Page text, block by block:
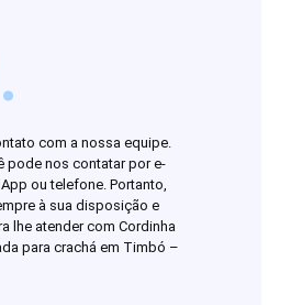
com a nossa equipe.
pode nos contatar por e-
ou telefone. Portanto,
à sua disposição e
lhe atender com Cordinha
para crachá em Timbó –